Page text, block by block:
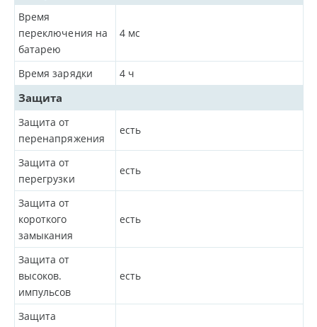
Время
переключения на
батарею
4 мс
Время зарядки 4 ч
Защита
Защита от
перенапряжения
есть
Защита от
перегрузки
есть
Защита от
короткого
замыкания
есть
Защита от
высоков.
импульсов
есть
Защита